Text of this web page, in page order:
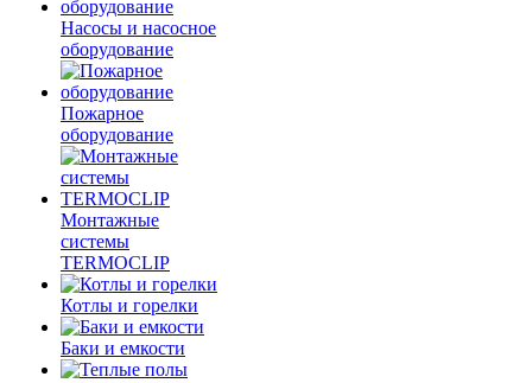
Насосы и насосное
оборудование
Пожарное
оборудование
Монтажные
системы
TERMOCLIP
Котлы и горелки
Баки и емкости